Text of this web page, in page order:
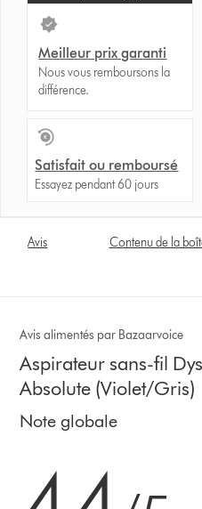
Meilleur prix garanti
Nous vous remboursons la
différence.
Satisfait ou remboursé
Essayez pendant 60 jours
Avis Contenu de la
Avis alimentés par Bazaarvoice
Aspirateur sans-fil
Absolute (Violet/Gris)
Note globale